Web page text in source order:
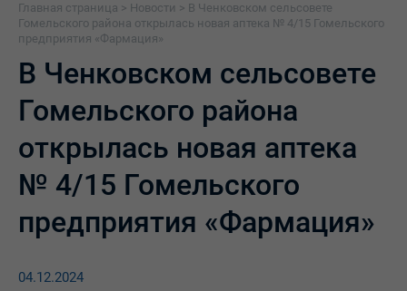
Главная страница > Новости > В Ченковском сельсовете
Гомельского района открылась новая аптека № 4/15 Гомельского
предприятия «Фармация»
В Ченковском сельсовете
Гомельского района
открылась новая аптека
№ 4/15 Гомельского
предприятия «Фармация»
04.12.2024